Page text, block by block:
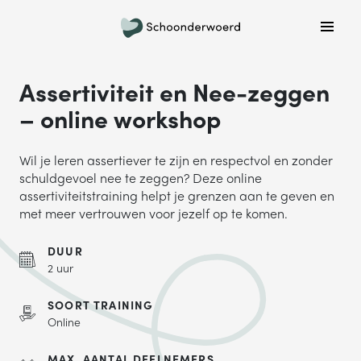
Assertiviteit en Nee-zeggen
– online workshop
Wil je leren assertiever te zijn en respectvol en zonder
schuldgevoel nee te zeggen? Deze online
assertiviteitstraining helpt je grenzen aan te geven en
met meer vertrouwen voor jezelf op te komen.
DUUR
2 uur
SOORT TRAINING
Online
Plan een belafspraak
krijgen? Kies hieronder welke dag jouw voorkeur heeft
en we bellen je!
ONDERWERP
Waar gaat je vraag over?
NAAM